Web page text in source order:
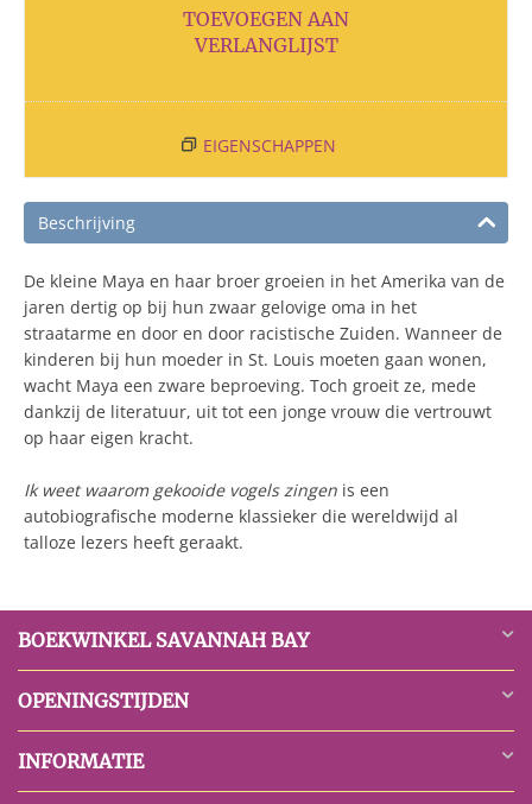
TOEVOEGEN AAN
VERLANGLIJST
EIGENSCHAPPEN
Beschrijving
De kleine Maya en haar broer groeien in het Amerika van de
jaren dertig op bij hun zwaar gelovige oma in het
straatarme en door en door racistische Zuiden. Wanneer de
kinderen bij hun moeder in St. Louis moeten gaan wonen,
wacht Maya een zware beproeving. Toch groeit ze, mede
dankzij de literatuur, uit tot een jonge vrouw die vertrouwt
op haar eigen kracht.
Ik weet waarom gekooide vogels zingen is een
autobiografische moderne klassieker die wereldwijd al
talloze lezers heeft geraakt.
BOEKWINKEL SAVANNAH BAY
OPENINGSTIJDEN
INFORMATIE